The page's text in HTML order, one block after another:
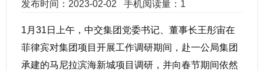
发布时间：2023-02-02 手机阅读量：1
1月31日上午，中交集团党委书记、董事长王彤宙在
菲律宾对集团项目开展工作调研期间，赴一公局集团
承建的马尼拉滨海新城项目调研，并向春节期间依然